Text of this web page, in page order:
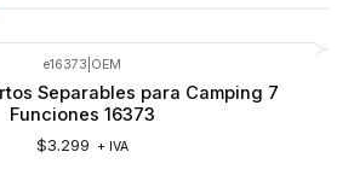
e16373 OEM
Separables para Camping 7
Funciones 16373
$3.299 + IVA